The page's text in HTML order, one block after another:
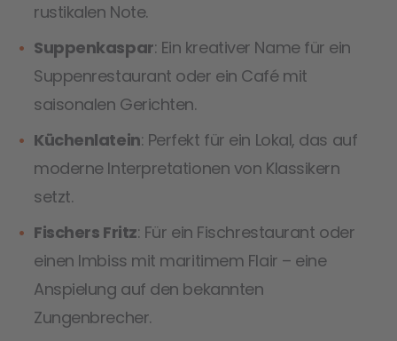
rustikalen Note.
Suppenkaspar: Ein kreativer Name für ein
Suppenrestaurant oder ein Café mit
saisonalen Gerichten.
Küchenlatein: Perfekt für ein Lokal, das auf
moderne Interpretationen von Klassikern
setzt.
Fischers Fritz: Für ein Fischrestaurant oder
einen Imbiss mit maritimem Flair – eine
Anspielung auf den bekannten
Zungenbrecher.